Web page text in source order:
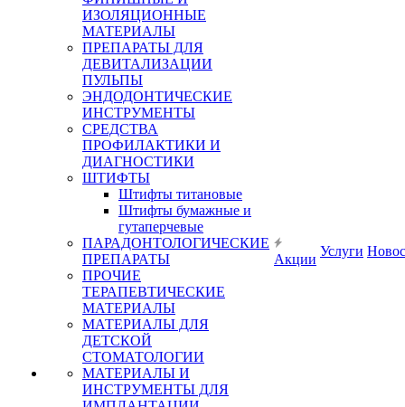
ИЗОЛЯЦИОННЫЕ
МАТЕРИАЛЫ
ПРЕПАРАТЫ ДЛЯ
ДЕВИТАЛИЗАЦИИ
ПУЛЬПЫ
ЭНДОДОНТИЧЕСКИЕ
ИНСТРУМЕНТЫ
СРЕДСТВА
ПРОФИЛАКТИКИ И
ДИАГНОСТИКИ
ШТИФТЫ
Штифты титановые
Штифты бумажные и
гутаперчевые
ПАРАДОНТОЛОГИЧЕСКИЕ
ПРЕПАРАТЫ
ПРОЧИЕ
ТЕРАПЕВТИЧЕСКИЕ
МАТЕРИАЛЫ
МАТЕРИАЛЫ ДЛЯ
ДЕТСКОЙ
СТОМАТОЛОГИИ
МАТЕРИАЛЫ И
ИНСТРУМЕНТЫ ДЛЯ
Акции
Услуги